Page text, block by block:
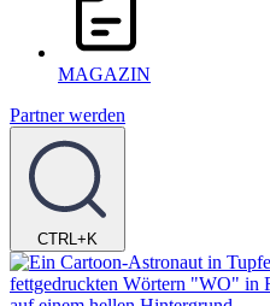
MAGAZIN
Partner werden
CTRL+K